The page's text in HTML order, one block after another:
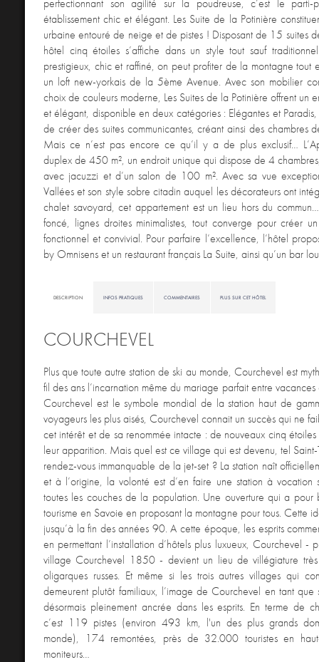
perfectionnant son agilité sur la poudreuse, c’est le parti-
établissement chic et élégant. Les Suite de la Potinière
urbaine entouré de neige et de pistes ! Disposant de 15 suites
hôtel cinq étoiles s’affiche dans un style tout sauf
prestigieux, chic et raffiné, on peut profiter de la montagne tout
un loft new-yorkais de la 5ème Avenue. Avec son mobilier
choix de couleurs moderne, Les Suites de la Potinière offrent un
et élégant, disponible en deux catégories : Elégantes et
de créer des suites communicantes, créant ainsi des chambres
Mais ce n’est pas encore ce qu’il y a de plus exclusif…
duplex de 450 m², un endroit unique qui dispose de 4
avec jacuzzi et d’un salon de 100 m². Avec sa vue
Vallées et son style sobre citadin auquel les décorateurs ont
chalet savoyard, cet appartement est un lieu hors du
foncé, lignes droites minimalistes, tout converge pour créer
fonctionnel et convivial. Pour parfaire l’excellence, l’hôtel
by Omnisens et un restaurant français La Suite, ainsi qu’un bar
DESCRIPTION INFOS PRATIQUES COMMENTAIRES PLUS SUR CET HÔTEL
COURCHEVEL
Plus que toute autre station de ski au monde, Courchevel est
fil des ans l’incarnation même du mariage parfait entre
Courchevel est le symbole mondial de la station haut de
voyageurs les plus aisés, Courchevel connait un succès qui ne
cet intérêt et de sa renommée intacte : de nouveaux cinq
leur apparition. Mais quel est ce village qui est devenu, tel
rendez-vous immanquable de la jet-set ? La station naît
et à l’origine, la volonté est d’en faire une station à vocation
toutes les couches de la population. Une ouverture qui a pour
tourisme en Savoie en proposant la montagne pour tous. Cette
jusqu’à la fin des années 90. A cette époque, les esprits
en permettant l’installation d’hôtels plus luxueux, Courchevel -
village Courchevel 1850 - devient un lieu de villégiature
oligarques russes. Et même si les trois autres villages qui
demeurent plutôt familiaux, l’image de Courchevel en tant que
désormais pleinement ancrée dans les esprits. En terme de
c’est 119 pistes (environ 493 km, l'un des plus grands
monde), 174 remontées, près de 32.000 touristes en
moniteurs…